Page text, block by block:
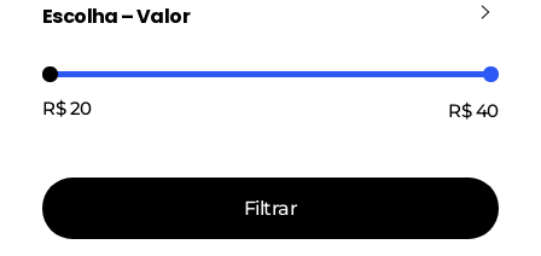
Escolha – Valor
Filtrar
R$ 20 R$ 40